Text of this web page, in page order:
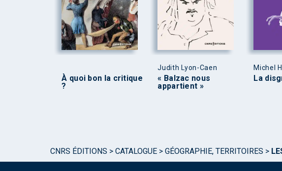
À quoi bon la critique
?
Judith Lyon-Caen
« Balzac nous
appartient »
Michel
La
CNRS ÉDITIONS > CATALOGUE > GÉOGRAPHIE, TERRITOIRES >